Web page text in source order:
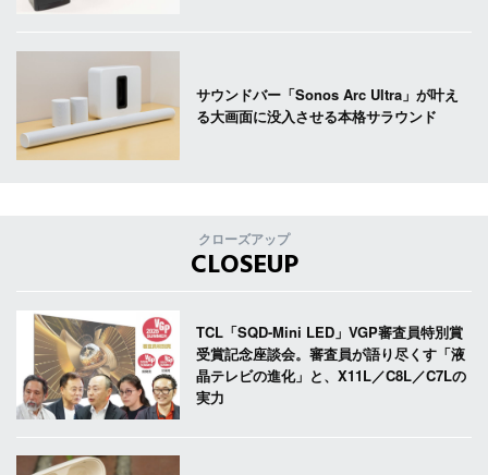
サウンドバー「Sonos Arc Ultra」が叶え
る大画面に没入させる本格サラウンド
クローズアップ
CLOSEUP
TCL「SQD-Mini LED」VGP審査員特別賞
受賞記念座談会。審査員が語り尽くす「液
晶テレビの進化」と、X11L／C8L／C7Lの
実力